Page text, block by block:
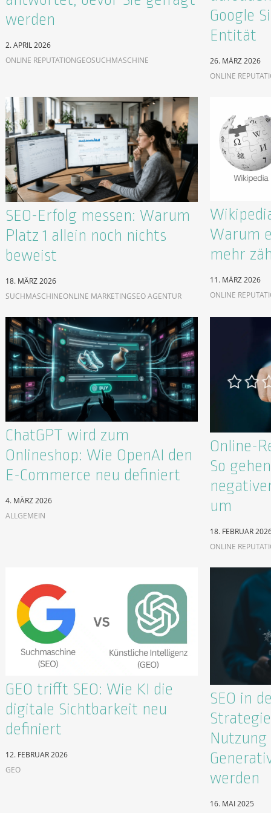
werden
2. APRIL 2026
ONLINE REPUTATIONGEOSUCHMASCHINE
Google
Entität
26. MÄRZ 2026
ONLINE
SEO-Erfolg messen: Warum
Platz 1 allein noch nichts
beweist
18. MÄRZ 2026
SUCHMASCHINEONLINE MARKETINGSEO AGENTUR
Warum
mehr
11. MÄRZ 2026
ONLINE
ChatGPT wird zum
Onlineshop: Wie OpenAI den
E-Commerce neu definiert
4. MÄRZ 2026
ALLGEMEIN
Online-
So
um
18. FEBRUAR
ONLINE
GEO trifft SEO: Wie KI die
digitale Sichtbarkeit neu
definiert
12. FEBRUAR 2026
GEO
SEO in
Nutzung
werden
16. MAI 2025